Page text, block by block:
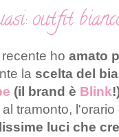
outfit
ho amato
la scelta del
(il brand è Blink
tramonto,
luci che